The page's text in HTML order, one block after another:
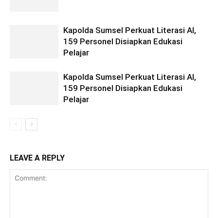
Kapolda Sumsel Perkuat Literasi AI,
159 Personel Disiapkan Edukasi
Pelajar
Kapolda Sumsel Perkuat Literasi AI,
159 Personel Disiapkan Edukasi
Pelajar
LEAVE A REPLY